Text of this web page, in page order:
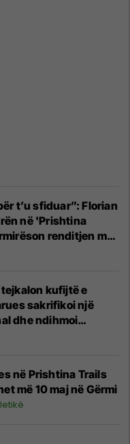
t’u sfiduar”: Florian
në 'Prishtina
renditjen me
kufijtë e
sakrifikoi një
dhe ndihmoi
u rrëzua
në Prishtina Trails
më 10 maj në Gërmi